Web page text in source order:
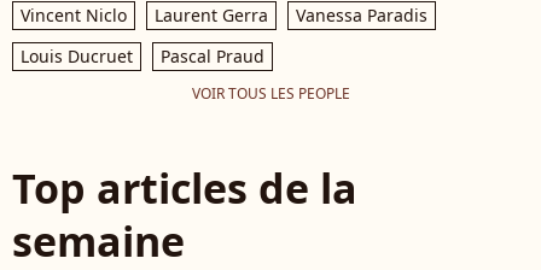
Vincent Niclo
Laurent Gerra
Vanessa Paradis
Louis Ducruet
Pascal Praud
VOIR TOUS LES PEOPLE
Top articles de la
semaine